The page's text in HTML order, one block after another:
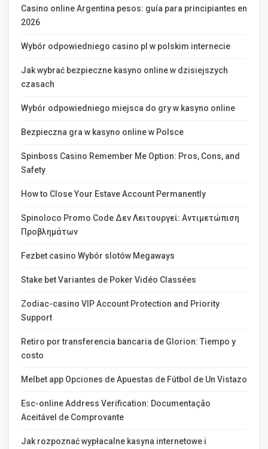
Casino online Argentina pesos: guía para principiantes en
2026
Wybór odpowiedniego casino pl w polskim internecie
Jak wybrać bezpieczne kasyno online w dzisiejszych
czasach
Wybór odpowiedniego miejsca do gry w kasyno online
Bezpieczna gra w kasyno online w Polsce
Spinboss Casino Remember Me Option: Pros, Cons, and
Safety
How to Close Your Estave Account Permanently
Spinoloco Promo Code Δεν Λειτουργεί: Αντιμετώπιση
Προβλημάτων
Fezbet casino Wybór slotów Megaways
Stake bet Variantes de Poker Vidéo Classées
Zodiac-casino VIP Account Protection and Priority
Support
Retiro por transferencia bancaria de Glorion: Tiempo y
costo
Melbet app Opciones de Apuestas de Fútbol de Un Vistazo
Esc-online Address Verification: Documentação
Aceitável de Comprovante
Jak rozpoznać wypłacalne kasyna internetowe i